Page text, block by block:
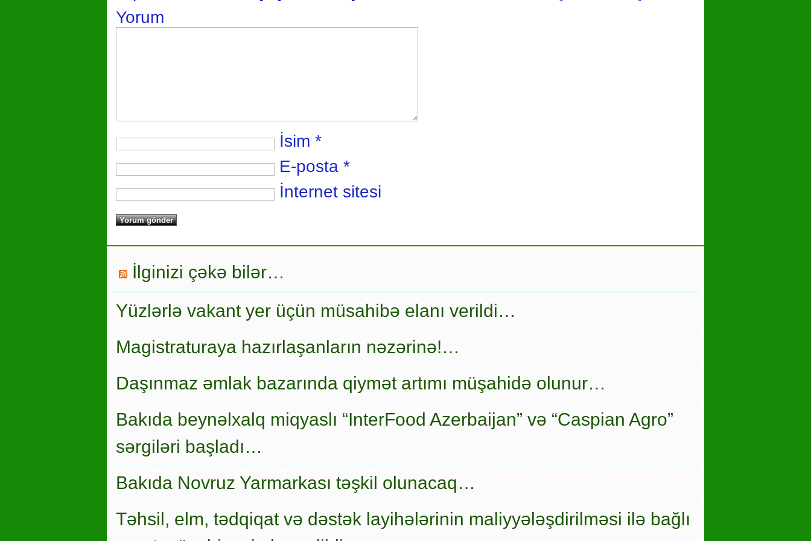
Yorum
İsim *
E-posta *
İnternet sitesi
İlginizi çəkə bilər…
Yüzlərlə vakant yer üçün müsahibə elanı verildi…
Magistraturaya hazırlaşanların nəzərinə!…
Daşınmaz əmlak bazarında qiymət artımı müşahidə olunur…
Bakıda beynəlxalq miqyaslı “InterFood Azerbaijan” və “Caspian Agro”
sərgiləri başladı…
Bakıda Novruz Yarmarkası təşkil olunacaq…
Təhsil, elm, tədqiqat və dəstək layihələrinin maliyyələşdirilməsi ilə bağlı